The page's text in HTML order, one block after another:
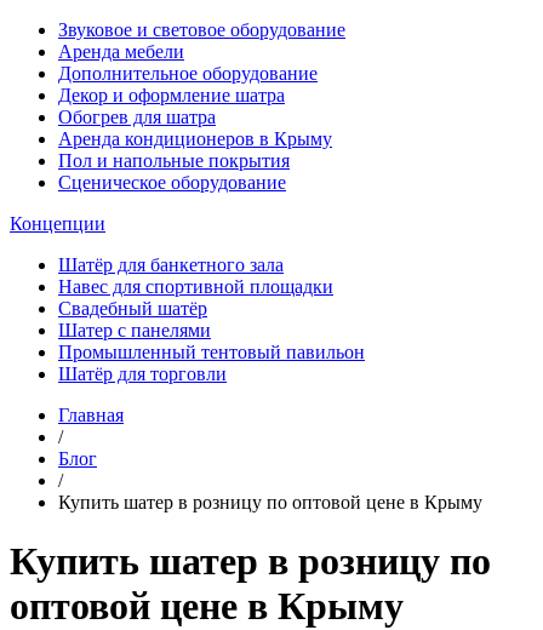
Звуковое и световое оборудование
Аренда мебели
Дополнительное оборудование
Декор и оформление шатра
Обогрев для шатра
Аренда кондиционеров в Крыму
Пол и напольные покрытия
Сценическое оборудование
Концепции
Шатёр для банкетного зала
Навес для спортивной площадки
Свадебный шатёр
Шатер с панелями
Промышленный тентовый павильон
Шатёр для торговли
Главная
/
Блог
/
Купить шатер в розницу по оптовой цене в Крыму
Купить шатер в розницу по
оптовой цене в Крыму